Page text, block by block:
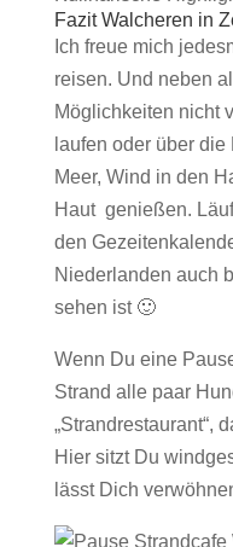
Fazit Walcheren in
Ich freue mich
reisen. Und neben
Möglichkeiten nicht
laufen oder über
Meer, Wind in den
Haut genießen.
den
Niederlanden auch
sehen ist 🙂
Wenn Du eine
Strand alle paar
„Strandrestaurant“,
Hier sitzt Du
lässt Dich